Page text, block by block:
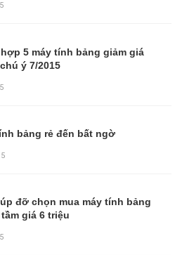
5 máy tính bảng giảm giá
ý 7/2015
bảng rẻ đến bất ngờ
đỡ chọn mua máy tính bảng
giá 6 triệu